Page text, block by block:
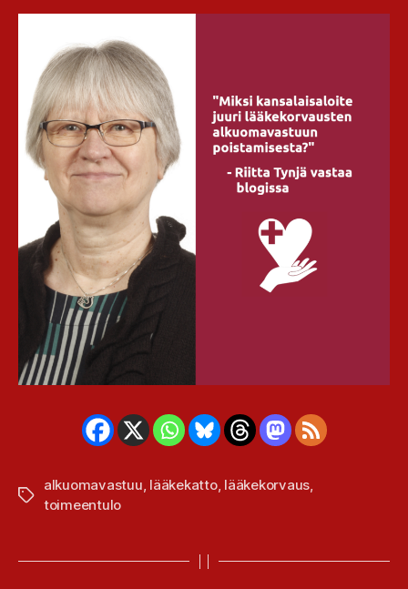
Avainsanat
alkuomavastuu, lääkekatto, lääkekorvaus,
toimeentulo